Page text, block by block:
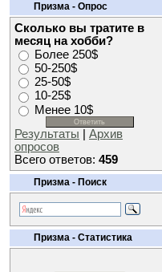
Призма - Опрос
Сколько вы тратите в
месяц на хобби?
Более 250$
50-250$
25-50$
10-25$
Менее 10$
Результаты
Архив
опросов
Всего ответов: 459
Призма - Поиск
Призма - Статистика